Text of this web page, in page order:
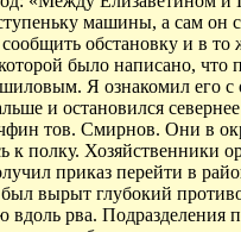
машины, а сам он
обстановку и в
было написано,
Я ознакомил его с
и остановился
тов. Смирнов. Они в
к полку. Хозяйственники
приказ перейти в
вырыт глубокий
вдоль рва. Подразделения